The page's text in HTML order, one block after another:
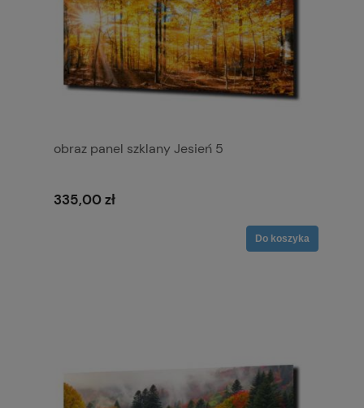
obraz panel szklany Jesień 5
335,00 zł
Do koszyka